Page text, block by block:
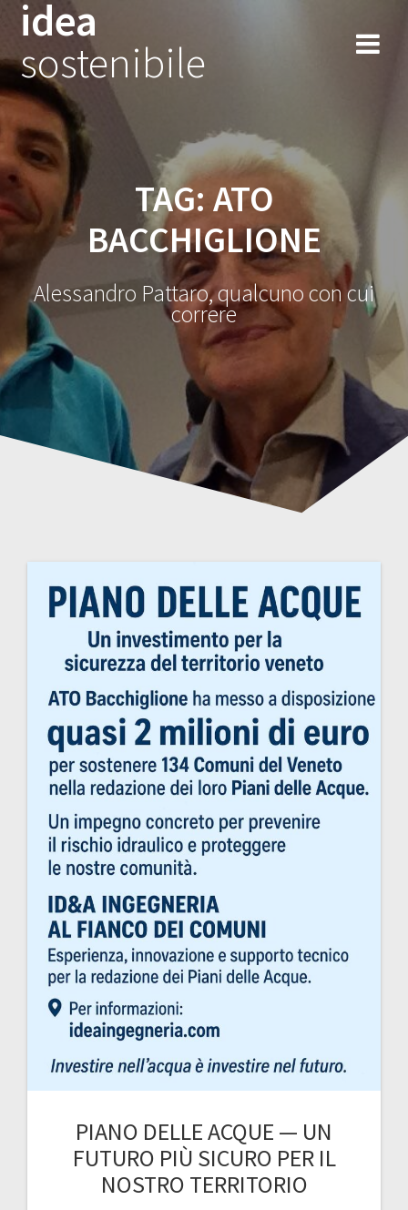
idea
sostenibile
TAG: ATO
BACCHIGLIONE
Alessandro Pattaro, qualcuno con cui
correre
PIANO DELLE ACQUE — UN
FUTURO PIÙ SICURO PER IL
NOSTRO TERRITORIO